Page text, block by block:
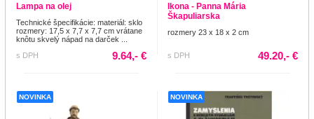
Lampa na olej
Technické špecifikácie: materiál: sklo
rozmery: 17,5 x 7,7 x 7,7 cm vrátane
knôtu skvelý nápad na darček ...
s DPH
9.64,- €
Ikona - Panna Mária
Škapuliarska
rozmery 23 x 18 x 2 cm
s DPH 49.20,- €
NOVINKA NOVINKA